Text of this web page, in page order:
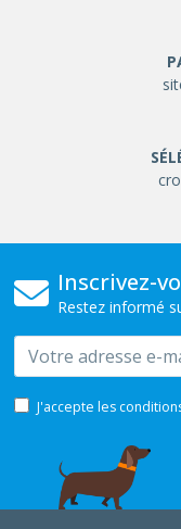
Inscrivez-
Restez informé
Email
J'accepte les